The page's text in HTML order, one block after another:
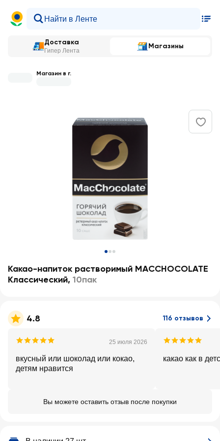
Доставка
Гипер Лента
Магазины
Магазин в г.
Какао-напиток растворимый MACCHOCOLATE
Классический, 10пак
4.8 116 отзывов
25 июля 2026
вкусный или шоколад или кокао,
детям нравится
какао как в
Вы можете оставить отзыв после покупки